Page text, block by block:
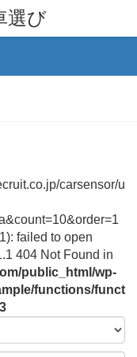
選び
carsensor/u
failed to open
404 Not Found in
public_html/wp-
functions/funct